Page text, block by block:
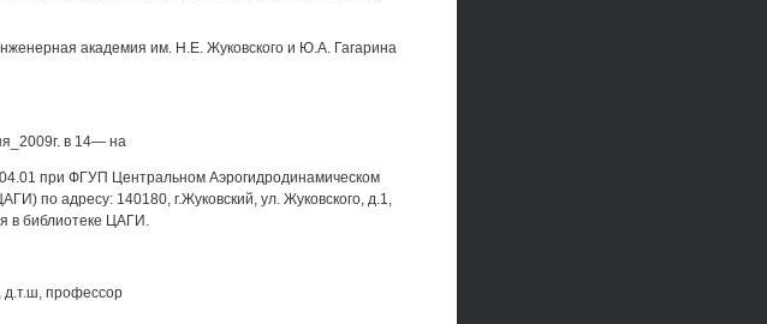
академия им. Н.Е. Жуковского и Ю.А. Гагарина
в 14— на
при ФГУП Центральном Аэрогидродинамическом
по адресу: 140180, г.Жуковский, ул. Жуковского, д.1,
в библиотеке ЦАГИ.
д.т.ш, профессор